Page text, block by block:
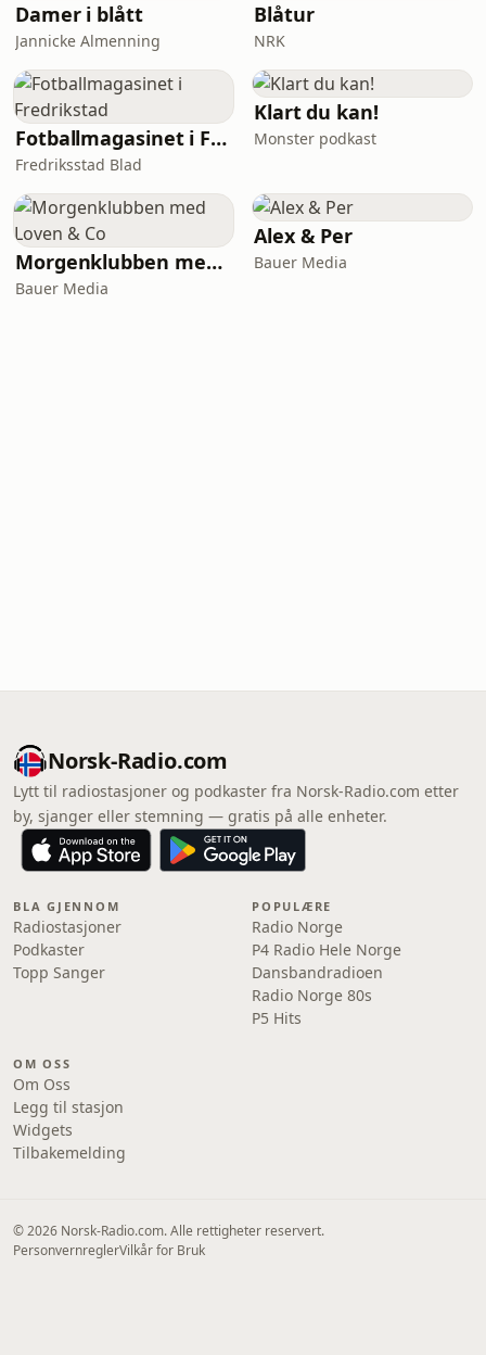
Damer i blått
Jannicke Almenning
Blåtur
NRK
Fotballmagasinet i Fredrikstad
Fredriksstad Blad
Klart du kan!
Monster podkast
Morgenklubben med Loven & Co
Bauer Media
Alex & Per
Bauer Media
Norsk-Radio.com
Lytt til radiostasjoner og podkaster fra Norsk-Radio.com etter
by, sjanger eller stemning — gratis på alle enheter.
BLA GJENNOM
Radiostasjoner
Podkaster
Topp Sanger
POPULÆRE
Radio Norge
P4 Radio Hele Norge
Dansbandradioen
Radio Norge 80s
P5 Hits
OM OSS
Om Oss
Legg til stasjon
Widgets
Tilbakemelding
© 2026 Norsk-Radio.com. Alle rettigheter reservert.
PersonvernreglerVilkår for Bruk